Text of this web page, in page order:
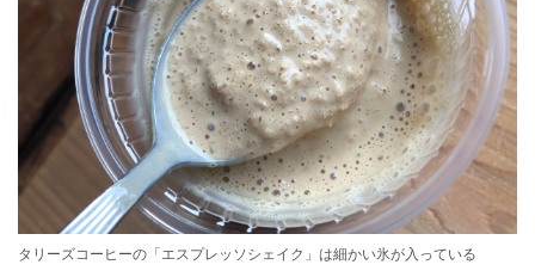
タリーズコーヒーの「エスプレッソシェイク」は細かい氷が入っている